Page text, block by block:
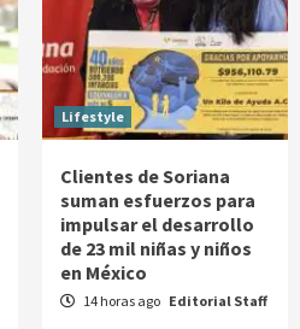
Lifestyle
Clientes de Soriana
suman esfuerzos para
impulsar el desarrollo
de 23 mil niñas y niños
en México
14 horas ago Editorial Staff